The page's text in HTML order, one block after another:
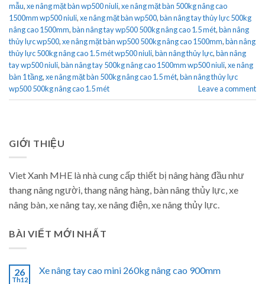
mẫu,xe nâng mặt bàn wp500 niuli,xe nâng mặt bàn 500kg nâng cao
1500mm wp500 niuli,xe nâng mặt bàn wp500,bàn nâng tay thủy lực 500kg
nâng cao 1500mm,bàn nâng tay wp500 500kg nâng cao 1.5 mét,bàn nâng
thủy lực wp500,xe nâng mặt bàn wp500 500kg nâng cao 1500mm,bàn nâng
thủy lực 500kg nâng cao 1.5 mét wp500 niuli,bàn nâng thủy lực,bàn nâng
tay wp500 niuli,bàn nâng tay 500kg nâng cao 1500mm wp500 niuli,xe nâng
bàn 1 tầng,xe nâng mặt bàn 500kg nâng cao 1.5 mét,bàn nâng thủy lực
wp500 500kg nâng cao 1.5 mét
Leave a comment
GIỚI THIỆU
Viet Xanh MHE là nhà cung cấp thiết bị nâng hàng đầu như
thang nâng người, thang nâng hàng, bàn nâng thủy lực, xe
nâng bàn, xe nâng tay, xe nâng điện, xe nâng thủy lực.
BÀI VIẾT MỚI NHẤT
26
Th12
Xe nâng tay cao mini 260kg nâng cao 900mm